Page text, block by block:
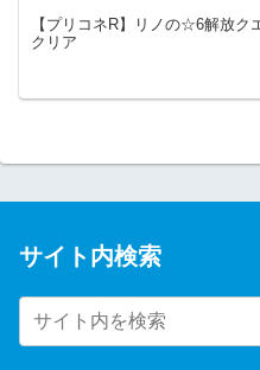
【プリコネR】リノの☆6解放ク
クリア
サイト内検索